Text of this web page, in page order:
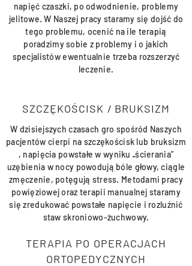
napięć czaszki, po odwodnienie, problemy
jelitowe. W Naszej pracy staramy się dojść do
tego problemu, ocenić na ile terapią
poradzimy sobie z problemy i o jakich
specjalistów ewentualnie trzeba rozszerzyć
leczenie.
SZCZĘKOŚCISK / BRUKSIZM
W dzisiejszych czasach gro spośród Naszych
pacjentów cierpi na szczękościsk lub bruksizm
, napięcia powstałe w wyniku „ścierania”
uzębienia w nocy powodują bóle głowy, ciągle
zmęczenie, potęgują stress. Metodami pracy
powięziowej oraz terapii manualnej staramy
się zredukować powstałe napięcie i rozluźnić
staw skroniowo-żuchwowy.
TERAPIA PO OPERACJACH
ORTOPEDYCZNYCH